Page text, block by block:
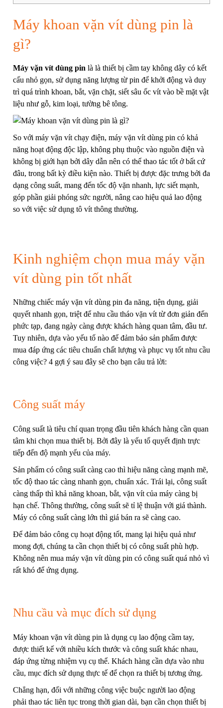
Máy khoan vặn vít dùng pin là
gì?
Máy vặn vít dùng pin là là thiết bị cầm tay không dây có kết
cấu nhỏ gọn, sử dụng năng lượng từ pin để khởi động và duy
trì quá trình khoan, bắt, vặn chặt, siết sâu ốc vít vào bề mặt vật
liệu như gỗ, kim loại, tường bê tông.
So với máy vặn vít chạy điện, máy vặn vít dùng pin có khả
năng hoạt động độc lập, không phụ thuộc vào nguồn điện và
không bị giới hạn bởi dây dẫn nên có thể thao tác tốt ở bất cứ
đâu, trong bất kỳ điều kiện nào. Thiết bị được đặc trưng bởi đa
dạng công suất, mang đến tốc độ vặn nhanh, lực siết mạnh,
góp phần giải phóng sức người, nâng cao hiệu quả lao động
so với việc sử dụng tô vít thông thường.
Kinh nghiệm chọn mua máy vặn
vít dùng pin tốt nhất
Những chiếc máy vặn vít dùng pin đa năng, tiện dụng, giải
quyết nhanh gọn, triệt để nhu cầu tháo vặn vít từ đơn giản đến
phức tạp, đang ngày càng được khách hàng quan tâm, đầu tư.
Tuy nhiên, dựa vào yếu tố nào để đảm bảo sản phẩm được
mua đáp ứng các tiêu chuẩn chất lượng và phục vụ tốt nhu cầu
công việc? 4 gợi ý sau đây sẽ cho bạn câu trả lời:
Công suất máy
Công suất là tiêu chí quan trọng đầu tiên khách hàng cần quan
tâm khi chọn mua thiết bị. Bởi đây là yếu tố quyết định trực
tiếp đến độ mạnh yếu của máy.
Sản phẩm có công suất càng cao thì hiệu năng càng mạnh mẽ,
tốc độ thao tác càng nhanh gọn, chuẩn xác. Trái lại, công suất
càng thấp thì khả năng khoan, bắt, vặn vít của máy càng bị
hạn chế. Thông thường, công suất sẽ tỉ lệ thuận với giá thành.
Máy có công suất càng lớn thì giá bán ra sẽ càng cao.
Để đảm bảo công cụ hoạt động tốt, mang lại hiệu quả như
mong đợi, chúng ta cần chọn thiết bị có công suất phù hợp.
Không nên mua máy vặn vít dùng pin có công suất quá nhỏ vì
rất khó để ứng dụng.
Nhu cầu và mục đích sử dụng
Máy khoan vặn vít dùng pin là dụng cụ lao động cầm tay,
được thiết kế với nhiều kích thước và công suất khác nhau,
đáp ứng từng nhiệm vụ cụ thể. Khách hàng cần dựa vào nhu
cầu, mục đích sử dụng thực tế để chọn ra thiết bị tương ứng.
Chẳng hạn, đối với những công việc buộc người lao động
phải thao tác liên tục trong thời gian dài, bạn cần chọn thiết bị